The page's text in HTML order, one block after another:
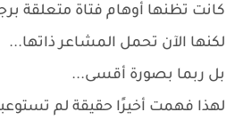
كانت تظنها أوهام فتاة متعلقة
لكنها الآن تحمل المشاعر ذاتها...
بل ربما بصورة أقسى...
لهذا فهمت أخيرًا حقيقة لم